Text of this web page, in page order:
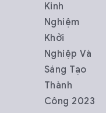
Kinh
Nghiệm
Khởi
Nghiệp Và
Sáng Tạo
Thành
Công 2023